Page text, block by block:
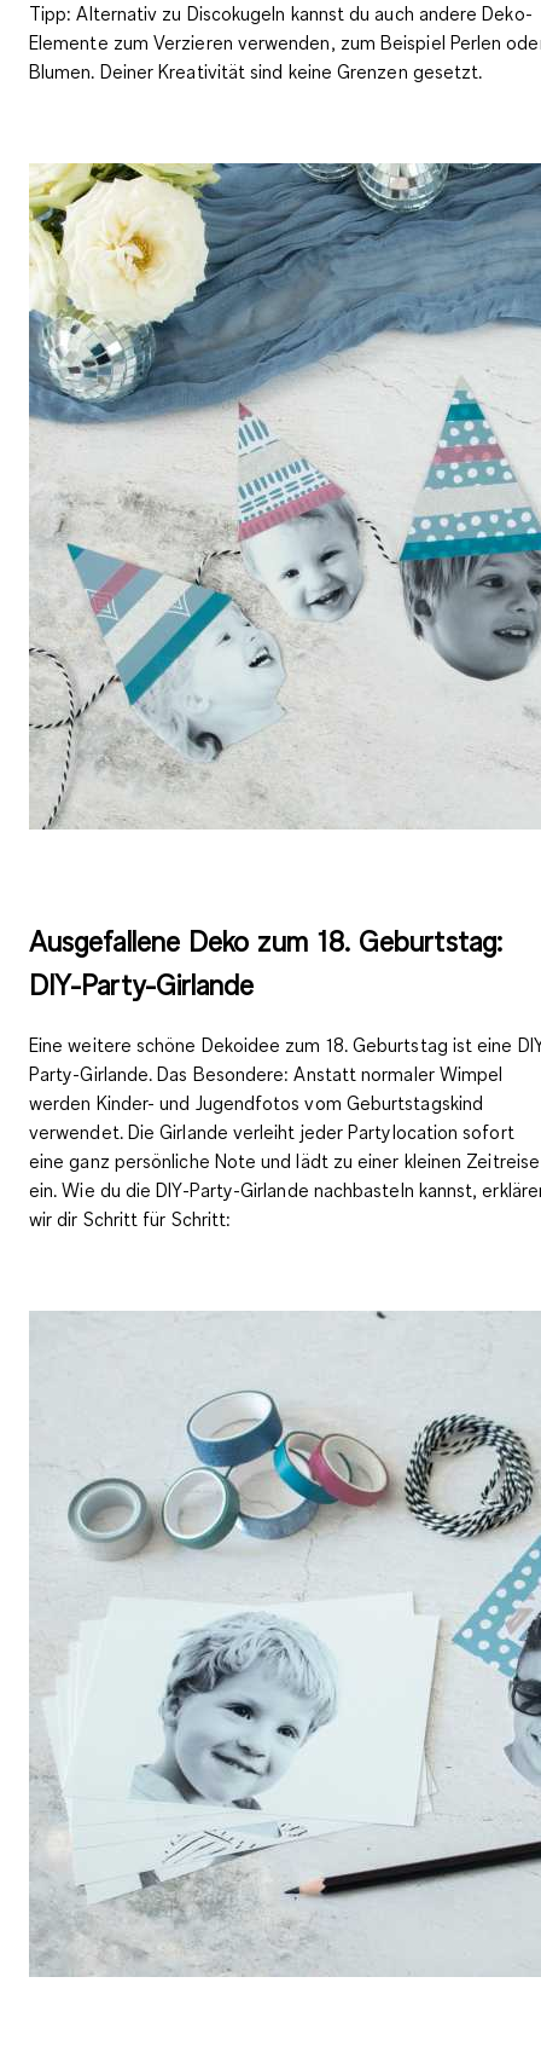
Tipp: Alternativ zu Discokugeln kannst du auch andere Deko-
Elemente zum Verzieren verwenden, zum Beispiel Perlen
Blumen. Deiner Kreativität sind keine Grenzen gesetzt.
Ausgefallene Deko zum 18. Geburtstag:
DIY-Party-Girlande
Eine weitere schöne Dekoidee zum 18. Geburtstag ist eine
Party-Girlande. Das Besondere: Anstatt normaler Wimpel
werden Kinder- und Jugendfotos vom Geburtstagskind
verwendet. Die Girlande verleiht jeder Partylocation sofort
eine ganz persönliche Note und lädt zu einer kleinen Zeitreise
ein. Wie du die DIY-Party-Girlande nachbasteln kannst,
wir dir Schritt für Schritt: